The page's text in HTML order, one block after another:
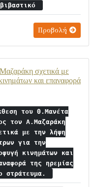
Προβολή
σχετικά με
και επαναφορά
του Θ.Μανέτα
τον Α.Μαζαράκη
με την λήψη
για την
κινημάτων και
της ηρεμίας
στράτευμα.